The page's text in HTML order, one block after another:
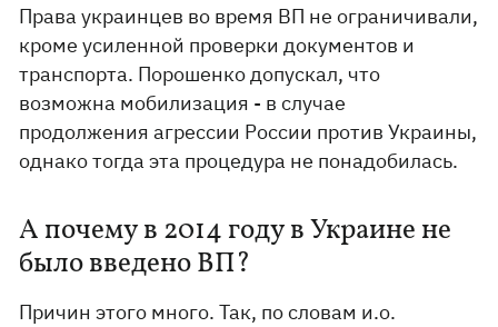
Права украинцев во время ВП не ограничивали,
кроме усиленной проверки документов и
транспорта. Порошенко допускал, что
возможна мобилизация - в случае
продолжения агрессии России против Украины,
однако тогда эта процедура не понадобилась.
А почему в 2014 году в Украине не
было введено ВП?
Причин этого много. Так, по словам и.о.